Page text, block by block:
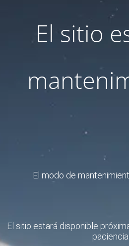
El sitio
El modo de
El sitio estará disponible